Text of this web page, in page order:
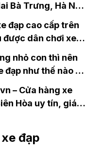
Bà Trưng, Hà Nội
Với 8 Mẫu Xe
Năm Nay
đạp cao cấp trên
được dân chơi xe
nhỏ con thì nên
đạp như thế nào và
– Cửa hàng xe
Hòa uy tín, giá
đạp